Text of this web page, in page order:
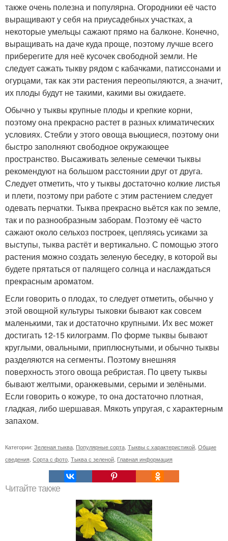
также очень полезна и популярна. Огородники её часто
выращивают у себя на приусадебных участках, а
некоторые умельцы сажают прямо на балконе. Конечно,
выращивать на даче куда проще, поэтому лучше всего
приберегите для неё кусочек свободной земли. Не
следует сажать тыкву рядом с кабачками, патиссонами и
огурцами, так как эти растения переопыляются, а значит,
их плоды будут не такими, какими вы ожидаете.
Обычно у тыквы крупные плоды и крепкие корни,
поэтому она прекрасно растет в разных климатических
условиях. Стебли у этого овоща вьющиеся, поэтому они
быстро заполняют свободное окружающее
пространство. Высаживать зеленые семечки тыквы
рекомендуют на большом расстоянии друг от друга.
Следует отметить, что у тыквы достаточно колкие листья
и плети, поэтому при работе с этим растением следует
одевать перчатки. Тыква прекрасно вьётся как по земле,
так и по разнообразным заборам. Поэтому её часто
сажают около сельхоз построек, цепляясь усиками за
выступы, тыква растёт и вертикально. С помощью этого
растения можно создать зеленую беседку, в которой вы
будете прятаться от палящего солнца и наслаждаться
прекрасным ароматом.
Если говорить о плодах, то следует отметить, обычно у
этой овощной культуры тыковки бывают как совсем
маленькими, так и достаточно крупными. Их вес может
достигать 12-15 килограмм. По форме тыквы бывают
круглыми, овальными, приплюснутыми, и обычно тыквы
разделяются на сегменты. Поэтому внешняя
поверхность этого овоща ребристая. По цвету тыквы
бывают желтыми, оранжевыми, серыми и зелёными.
Если говорить о кожуре, то она достаточно плотная,
гладкая, либо шершавая. Мякоть упругая, с характерным
запахом.
Категории: Зеленая тыква, Популярные сорта, Тыквы с характеристикой, Общие
сведения, Сорта с фото, Тыква с зеленой, Главная информация
Читайте также